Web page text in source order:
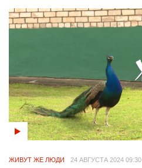
ЖИВУТ ЖЕ ЛЮДИ 24 АВГУСТА 2024 09:30